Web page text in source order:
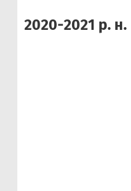
2020-2021 р. н.